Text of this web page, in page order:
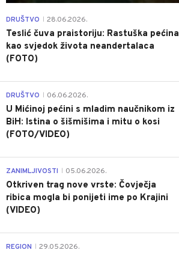
DRUŠTVO 28.06.2026.
Teslić čuva praistoriju: Rastuška pećina
kao svjedok života neandertalaca
(FOTO)
DRUŠTVO 06.06.2026.
U Mićinoj pećini s mladim naučnikom iz
BiH: Istina o šišmišima i mitu o kosi
(FOTO/VIDEO)
ZANIMLJIVOSTI 05.06.2026.
Otkriven trag nove vrste: Čovječja
ribica mogla bi ponijeti ime po Krajini
(VIDEO)
REGION 29.05.2026.